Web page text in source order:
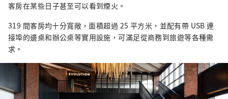
客房在某些日子甚至可以看到煙火。
319 間客房均十分寬敞，面積超過 25 平方米，並配有帶 USB 連
接埠的邊桌和辦公桌等實用設施，可滿足從商務到旅遊等各種需
求。